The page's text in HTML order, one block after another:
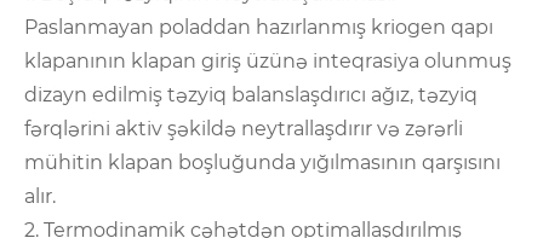
Paslanmayan poladdan hazırlanmış kriogen qapı
klapanının klapan giriş üzünə inteqrasiya olunmuş
dizayn edilmiş təzyiq balanslaşdırıcı ağız, təzyiq
fərqlərini aktiv şəkildə neytrallaşdırır və zərərli
mühitin klapan boşluğunda yığılmasının qarşısını
alır.
2. Termodinamik cəhətdən optimallaşdırılmış